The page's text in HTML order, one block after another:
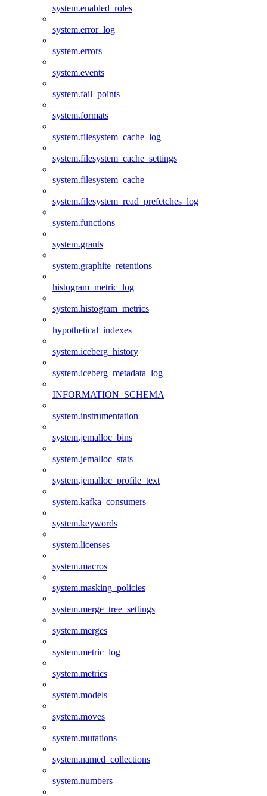
system.enabled_roles
system.error_log
system.errors
system.events
system.fail_points
system.formats
system.filesystem_cache_log
system.filesystem_cache_settings
system.filesystem_cache
system.filesystem_read_prefetches_log
system.functions
system.grants
system.graphite_retentions
histogram_metric_log
system.histogram_metrics
hypothetical_indexes
system.iceberg_history
system.iceberg_metadata_log
INFORMATION_SCHEMA
system.instrumentation
system.jemalloc_bins
system.jemalloc_stats
system.jemalloc_profile_text
system.kafka_consumers
system.keywords
system.licenses
system.macros
system.masking_policies
system.merge_tree_settings
system.merges
system.metric_log
system.metrics
system.models
system.moves
system.mutations
system.named_collections
system.numbers